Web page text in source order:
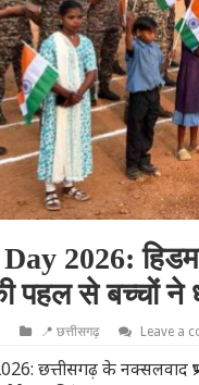
2026: हिडमा
की पहल से बच्चों
📍 छत्तीसगढ़ Leave a
छत्तीसगढ़ के नक्सलवाद